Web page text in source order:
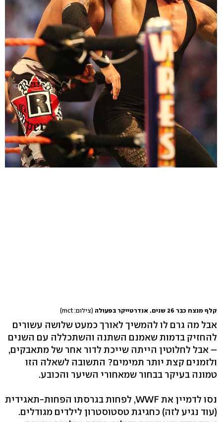
קלף מנצח כבר 26 שנים. אנדרטייקר בפעולה (צילום: mct)
אבל מה גרם לו להמשיך לאורך כמעט שלושה עשורים
להחזיק בדמות שאמנם השתנה והשתכללה עם השנים
– אבל לחלוטין הייתה שייכת לדור אחר של מתאבקים,
ולזמנים קצת יותר תמימים? התשובה לשאלה הזו
טמונה בעיקר בבחור שמאחורי השיער והכובע.
נסו לדמיין את WWF, לפחות בגרסתו הפחות-תאגידית
(עוד נגיע לזה) כחגיגת טסטוסטרון לילדים מגודלים.